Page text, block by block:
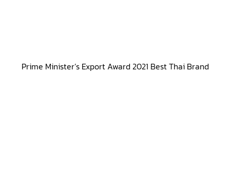
Prime Minister’s Export Award 2021 Best Thai Brand